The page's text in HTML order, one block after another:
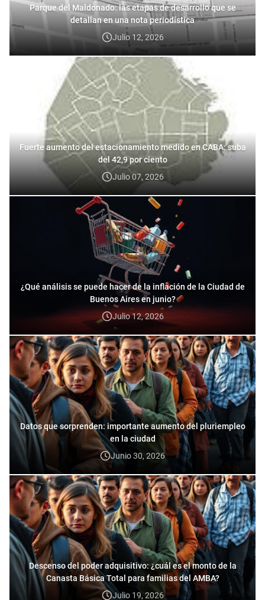
Parque del Maldonado: las etapas de desarrollo que se
detallan en una nota periodística
Julio 12, 2026
Fuerte aumento del estacionamiento medido en CABA: suba
del 42,9 por ciento
Julio 07, 2026
¿Qué análisis se puede hacer de la inflación de la Ciudad de
Buenos Aires en junio?
Julio 12, 2026
Datos que sorprenden: importante aumento del pluriempleo
en la ciudad
Junio 30, 2026
Descenso del poder adquisitivo: ¿cuál es el monto de la
Canasta Básica Total para familias del AMBA?
Julio 19, 2026